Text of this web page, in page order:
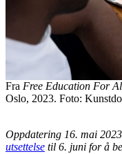
Fra Free Education For
Oslo, 2023. Foto:
Oppdatering 16. mai
utsettelse til 6. juni for å